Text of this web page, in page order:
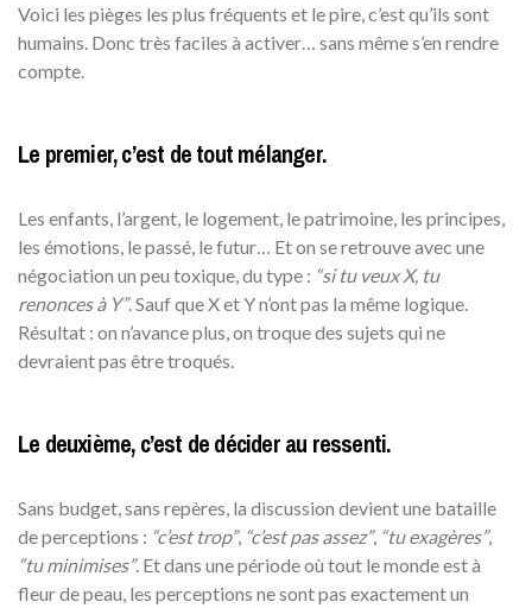
Voici les pièges les plus fréquents et le pire, c’est qu’ils sont
humains. Donc très faciles à activer… sans même s’en rendre
compte.
Le premier, c’est de tout mélanger.
Les enfants, l’argent, le logement, le patrimoine, les principes,
les émotions, le passé, le futur… Et on se retrouve avec une
négociation un peu toxique, du type : “si tu veux X, tu
renonces à Y”. Sauf que X et Y n’ont pas la même logique.
Résultat : on n’avance plus, on troque des sujets qui ne
devraient pas être troqués.
Le deuxième, c’est de décider au ressenti.
Sans budget, sans repères, la discussion devient une bataille
de perceptions : “c’est trop”, “c’est pas assez”, “tu exagères”,
“tu minimises”. Et dans une période où tout le monde est à
fleur de peau, les perceptions ne sont pas exactement un